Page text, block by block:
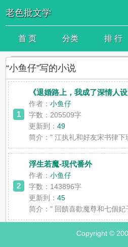
老色批文学
首 页 分类 排 行
“小鱼仔”写的小说
1
《退婚路上，我成了深情人设
作者：小鱼仔
字数：205509字
更新到：49
简介：" 江执礼和好友宋书律
2
浮生若魔-現代番外
作者：小鱼仔
字数：143896字
更新到：45
简介：" 回饋喜歡魔尊和七個
Copyright ©